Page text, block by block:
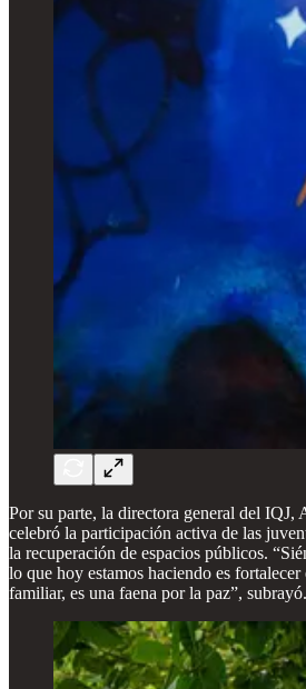
Por su parte, la directora general del
celebró la participación activa de las
la recuperación de espacios públicos.
lo que hoy estamos haciendo es
familiar, es una faena por la paz”, subrayó.